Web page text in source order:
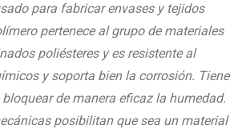
para fabricar envases y tejidos
pertenece al grupo de materiales
poliésteres y es resistente al
y soporta bien la corrosión. Tiene
de manera eficaz la humedad.
posibilitan que sea un material